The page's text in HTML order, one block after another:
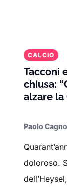
CALCIO
Tacconi
chiusa:
alzare la
Paolo
doloroso.